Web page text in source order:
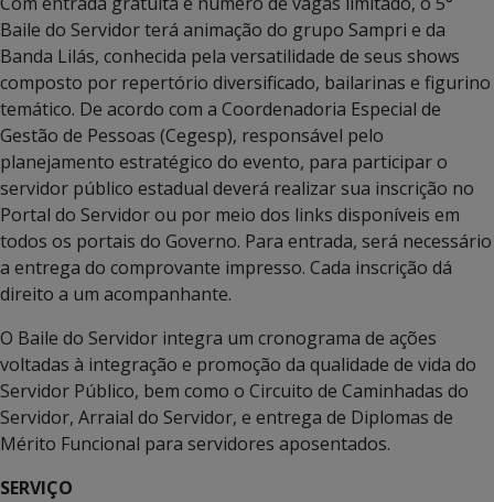
Baile do Servidor terá animação do grupo Sampri e da
Banda Lilás, conhecida pela versatilidade de seus shows
composto por repertório diversificado, bailarinas e figurino
temático. De acordo com a Coordenadoria Especial de
Gestão de Pessoas (Cegesp), responsável pelo
planejamento estratégico do evento, para participar o
servidor público estadual deverá realizar sua inscrição no
Portal do Servidor ou por meio dos links disponíveis em
todos os portais do Governo. Para entrada, será necessário
a entrega do comprovante impresso. Cada inscrição dá
direito a um acompanhante.
O Baile do Servidor integra um cronograma de ações
voltadas à integração e promoção da qualidade de vida do
Servidor Público, bem como o Circuito de Caminhadas do
Servidor, Arraial do Servidor, e entrega de Diplomas de
Mérito Funcional para servidores aposentados.
SERVIÇO